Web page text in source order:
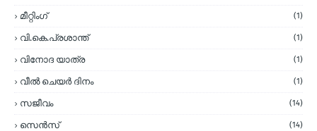
മീറ്റിംഗ് (1)
വി.കെ.പ്രശാന്ത് (1)
വിനോദ യാത്ര (1)
വീല്‍ ചെയര്‍ ദിനം (1)
സജീവം (14)
സെന്‍സ് (14)